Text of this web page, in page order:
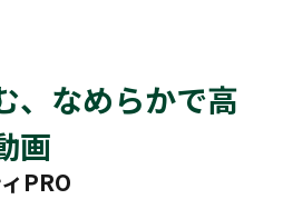
、なめらかで高
画
PRO